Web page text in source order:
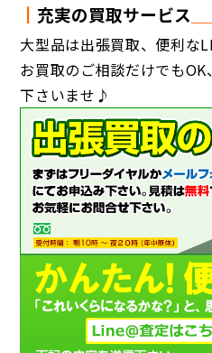
┃ 充実の買取サービス
大型品は出張買取、便利な
お買取のご相談だけでも
下さいませ♪